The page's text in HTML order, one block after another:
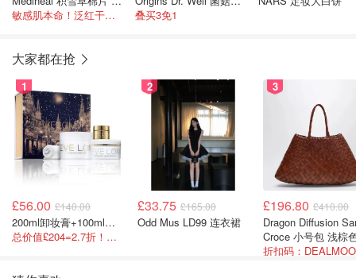
敏感肌本命！泛红干痒，积雪草苷修护力拉满
叠买3免1
大家都在抢
1
£56.00 £140.00
200ml卸妆膏+100ml急救面膜+面霜+洁颜布
总价值£204=2.7折！闭眼冲这套！
2
£33.75 £165.00
Odd Mus LD99 连衣裙
3
£196.80 £410.00
Dragon Diffusion Santa
Croce 小号包 浅棕